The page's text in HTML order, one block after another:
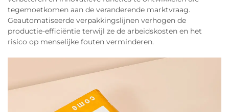
tegemoetkomen aan de veranderende marktvraag.
Geautomatiseerde verpakkingslijnen verhogen de
productie-efficiëntie terwijl ze de arbeidskosten en het
risico op menselijke fouten verminderen.